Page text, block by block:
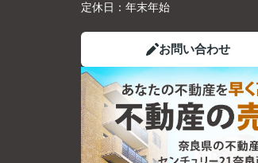
定休日： 年末年始
お問い合わせ